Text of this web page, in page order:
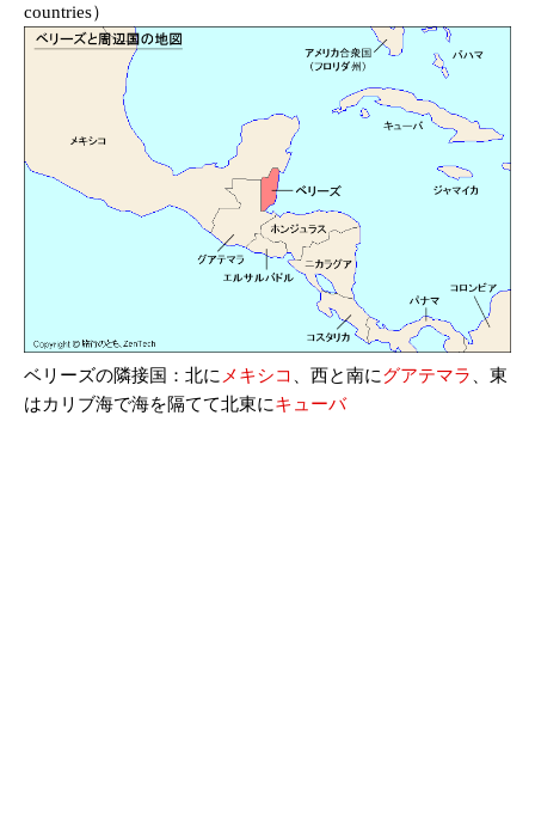
countries）
ベリーズの隣接国：北に メキシコ 、西と南にグアテマラ
、東
はカリブ海で海を隔てて北東にキューバ